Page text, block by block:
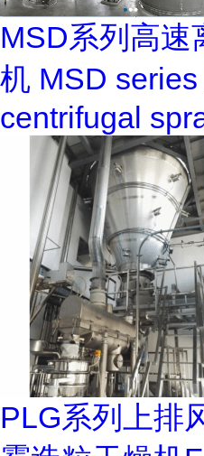
MSD系列高速
机 MSD
centrifugal
PLG系列上排